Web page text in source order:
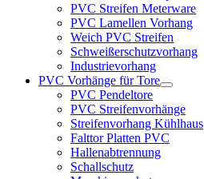
PVC Streifen Meterware
PVC Lamellen Vorhang
Weich PVC Streifen
Schweißerschutzvorhang
Industrievorhang
PVC Vorhänge für Tore
PVC Pendeltore
PVC Streifenvorhänge
Streifenvorhang Kühlhaus
Falttor Platten PVC
Hallenabtrennung
Schallschutz